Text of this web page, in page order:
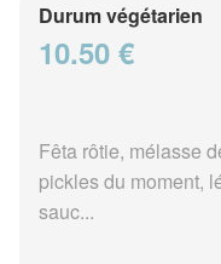
Durum végétarien
10.50 €
Fêta rôtie, mélasse
pickles du moment,
sauc...